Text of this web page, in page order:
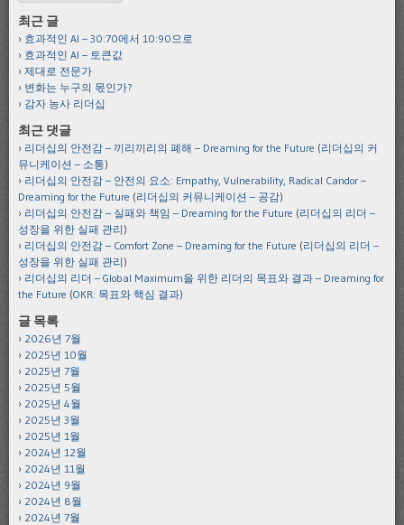
최근 글
효과적인 AI – 30:70에서 10:90으로
효과적인 AI – 토큰값
제대로 전문가
변화는 누구의 몫인가?
감자 농사 리더십
최근 댓글
리더십의 안전감 – 끼리끼리의 폐해 – Dreaming for the Future (리더십의 커
뮤니케이션 – 소통)
리더십의 안전감 – 안전의 요소: Empathy, Vulnerability, Radical Candor –
Dreaming for the Future (리더십의 커뮤니케이션 – 공감)
리더십의 안전감 – 실패와 책임 – Dreaming for the Future (리더십의 리더 –
성장을 위한 실패 관리)
리더십의 안전감 – Comfort Zone – Dreaming for the Future (리더십의 리더 –
성장을 위한 실패 관리)
리더십의 리더 – Global Maximum을 위한 리더의 목표와 결과 – Dreaming for
the Future (OKR: 목표와 핵심 결과)
글 목록
2026년 7월
2025년 10월
2025년 7월
2025년 5월
2025년 4월
2025년 3월
2025년 1월
2024년 12월
2024년 11월
2024년 9월
2024년 8월
2024년 7월